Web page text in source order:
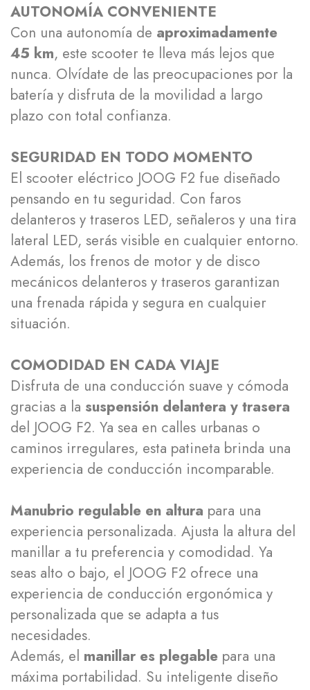
AUTONOMÍA CONVENIENTE
Con una autonomía de aproximadamente
45 km, este scooter te lleva más lejos que
nunca. Olvídate de las preocupaciones por la
batería y disfruta de la movilidad a largo
plazo con total confianza.
SEGURIDAD EN TODO MOMENTO
El scooter eléctrico JOOG F2 fue diseñado
pensando en tu seguridad. Con faros
delanteros y traseros LED, señaleros y una tira
lateral LED, serás visible en cualquier entorno.
Además, los frenos de motor y de disco
mecánicos delanteros y traseros garantizan
una frenada rápida y segura en cualquier
situación.
COMODIDAD EN CADA VIAJE
Disfruta de una conducción suave y cómoda
gracias a la suspensión delantera y trasera
del JOOG F2. Ya sea en calles urbanas o
caminos irregulares, esta patineta brinda una
experiencia de conducción incomparable.
Manubrio regulable en altura para una
experiencia personalizada. Ajusta la altura del
manillar a tu preferencia y comodidad. Ya
seas alto o bajo, el JOOG F2 ofrece una
experiencia de conducción ergonómica y
personalizada que se adapta a tus
necesidades.
Además, el manillar es plegable para una
máxima portabilidad. Su inteligente diseño